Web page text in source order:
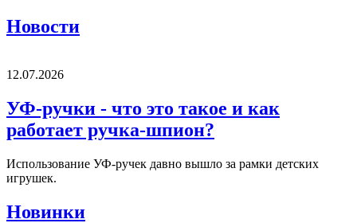
Новости
12.07.2026
УФ-ручки - что это такое и как
работает ручка-шпион?
Использование УФ-ручек давно вышло за рамки детских
игрушек.
Новинки